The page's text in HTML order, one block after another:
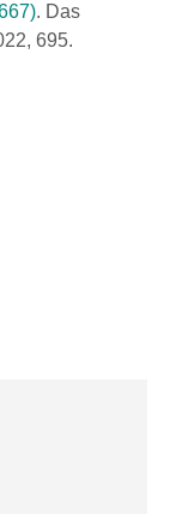
. Das
695.